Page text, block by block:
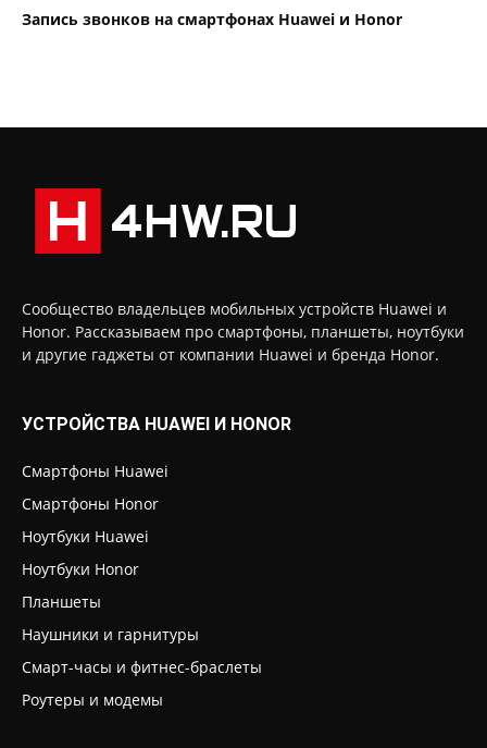
Запись звонков на смартфонах Huawei и Honor
Сообщество владельцев мобильных устройств Huawei и
Honor. Рассказываем про смартфоны, планшеты, ноутбуки
и другие гаджеты от компании Huawei и бренда Honor.
УСТРОЙСТВА HUAWEI И HONOR
Смартфоны Huawei
Смартфоны Honor
Ноутбуки Huawei
Ноутбуки Honor
Планшеты
Наушники и гарнитуры
Смарт-часы и фитнес-браслеты
Роутеры и модемы